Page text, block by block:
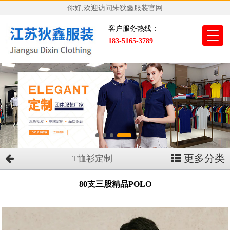
你好,欢迎访问朱狄鑫服装官网
客户服务热线：
183-5165-3789
T恤衫定制 更多分类
80支三股精品POLO